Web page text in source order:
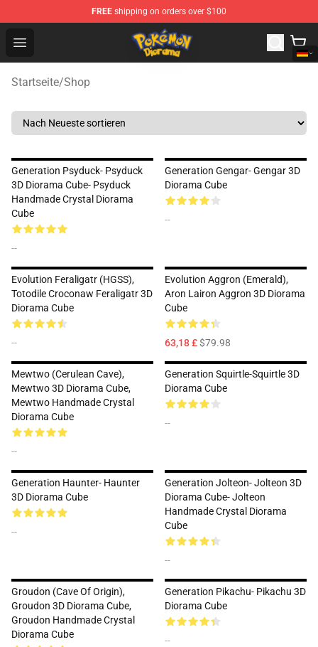
FREE shipping on orders over $100
Open menu
Pokemon Diorama Shop - The Best Store of Pokemon
Startseite/Shop
Generation Psyduck- Psyduck
3D Diorama Cube- Psyduck
Handmade Crystal Diorama
Cube
--
Generation Gengar- Gengar 3D
Diorama Cube
--
Evolution Feraligatr (HGSS),
Totodile Croconaw Feraligatr 3D
Diorama Cube
--
Evolution Aggron (Emerald),
Aron Lairon Aggron 3D Diorama
Cube
63,18 £$79.98
Mewtwo (Cerulean Cave),
Mewtwo 3D Diorama Cube,
Mewtwo Handmade Crystal
Diorama Cube
--
Generation Squirtle-Squirtle 3D
Diorama Cube
--
Generation Haunter- Haunter
3D Diorama Cube
--
Generation Jolteon- Jolteon 3D
Diorama Cube- Jolteon
Handmade Crystal Diorama
Cube
--
Groudon (Cave Of Origin),
Groudon 3D Diorama Cube,
Groudon Handmade Crystal
Diorama Cube
Generation Pikachu- Pikachu 3D
Diorama Cube
--